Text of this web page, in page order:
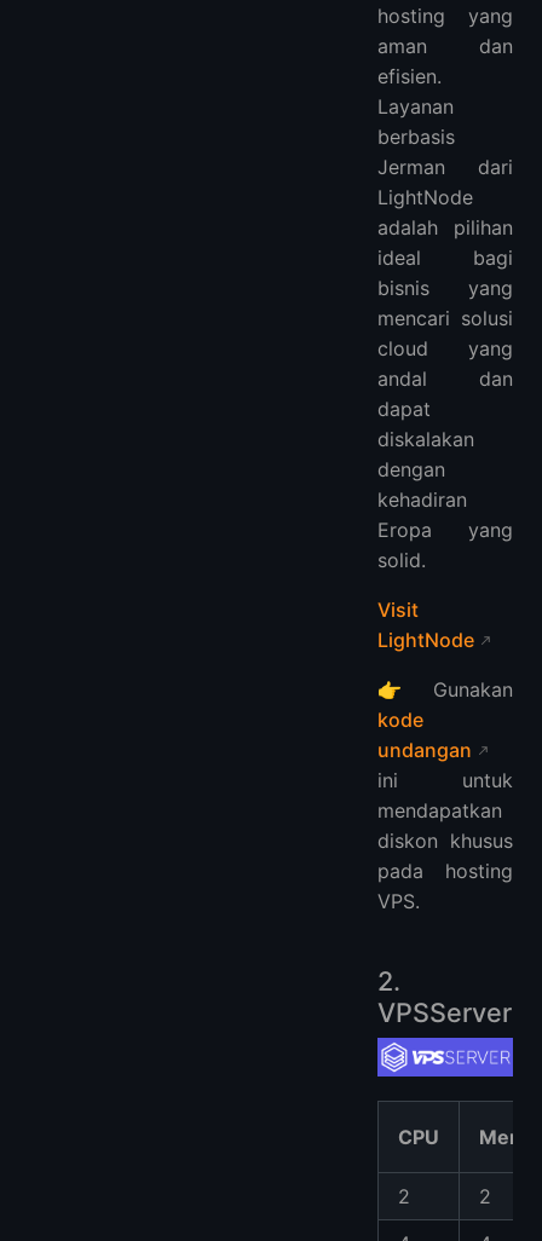
hosting yang
aman dan
efisien.
Layanan
berbasis
Jerman dari
LightNode
adalah pilihan
ideal bagi
bisnis yang
mencari solusi
cloud yang
andal dan
dapat
diskalakan
dengan
kehadiran
Eropa yang
solid.
Visit
LightNode
👉Gunakan
kode
undangan
ini untuk
mendapatkan
diskon khusus
pada hosting
VPS.
2.
VPSServer
CPU
2
2